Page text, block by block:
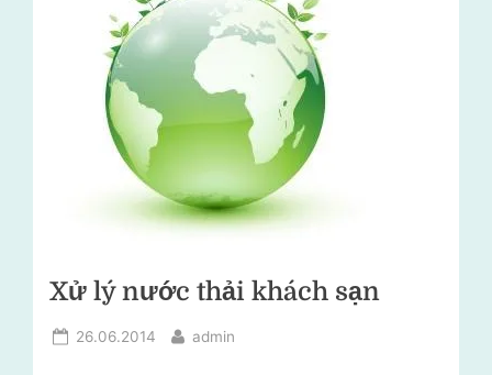
t
r
ư
ờ
n
g
g
rác
–
Tư
vấn
môi
trường
Xử lý nước thải khách sạn
Posted
26.06.2014 By
admin